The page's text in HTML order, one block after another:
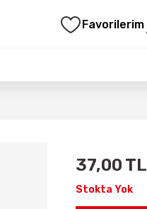
Favorilerim
37,00 TL
Stokta Yok